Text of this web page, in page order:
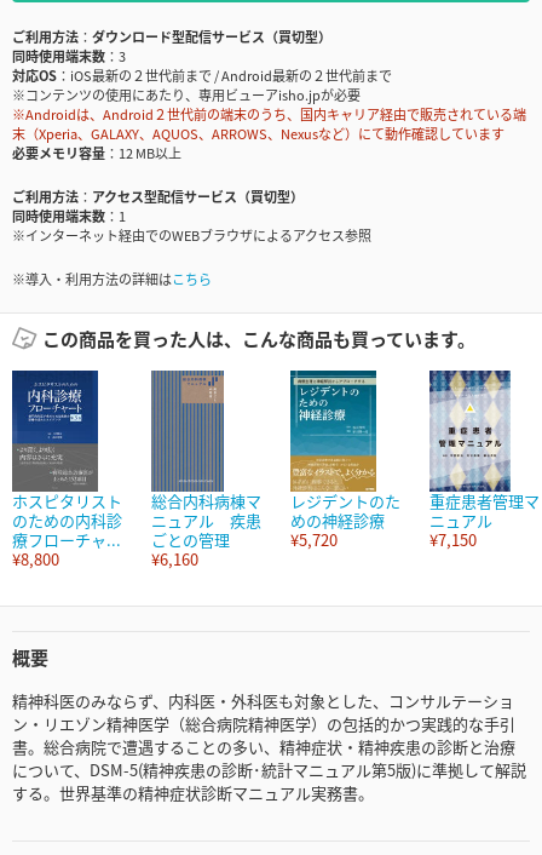
ご利用方法
ダウンロード型配信サービス（買切型）
同時使用端末数
3
対応OS
iOS最新の２世代前まで / Android最新の２世代前まで
※コンテンツの使用にあたり、専用ビューアisho.jpが必要
※Androidは、Android２世代前の端末のうち、国内キャリア経由で販売されている端
末（Xperia、GALAXY、AQUOS、ARROWS、Nexusなど）にて動作確認しています
必要メモリ容量
12 MB以上
ご利用方法
アクセス型配信サービス（買切型）
同時使用端末数
1
※インターネット経由でのWEBブラウザによるアクセス参照
※導入・利用方法の詳細はこちら
この商品を買った人は、こんな商品も買っています。
ホスピタリスト
のための内科診
療フローチャ...
¥8,800
総合内科病棟マ
ニュアル 疾患
ごとの管理
¥6,160
レジデントのた
めの神経診療
¥5,720
重症患者管理マ
ニュアル
¥7,150
概要
精神科医のみならず、内科医・外科医も対象とした、コンサルテーショ
ン・リエゾン精神医学（総合病院精神医学）の包括的かつ実践的な手引
書。総合病院で遭遇することの多い、精神症状・精神疾患の診断と治療
について、DSM-5(精神疾患の診断･統計マニュアル第5版)に準拠して解説
する。世界基準の精神症状診断マニュアル実務書。